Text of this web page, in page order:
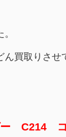
買取りさせ
C214 コ